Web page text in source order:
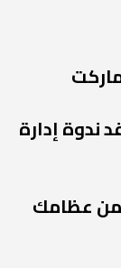
ندوة إدارة
من عظامك